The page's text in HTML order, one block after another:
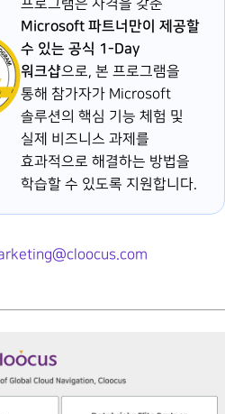
프로그램은 자격을 갖춘
Microsoft 파트너만이 제공할
수 있는 공식 1-Day
워크샵으로, 본 프로그램을
통해 참가자가 Microsoft
솔루션의 핵심 기능 체험 및
실제 비즈니스 과제를
효과적으로 해결하는 방법을
학습할 수 있도록 지원합니다.